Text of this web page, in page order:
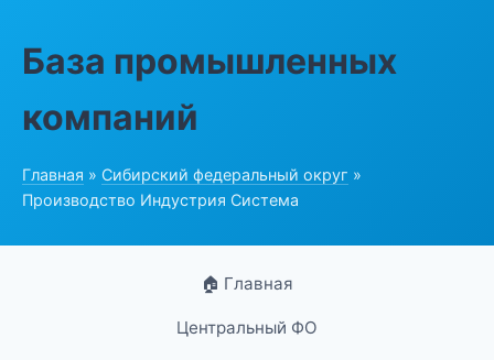
База промышленных
компаний
Главная » Сибирский федеральный округ »
Производство Индустрия Система
🏠 Главная
Центральный ФО